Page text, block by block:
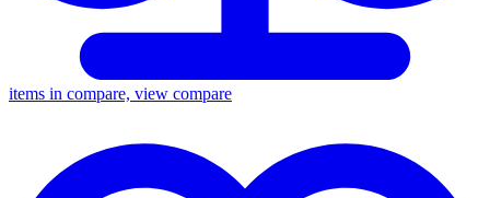
items in compare, view compare